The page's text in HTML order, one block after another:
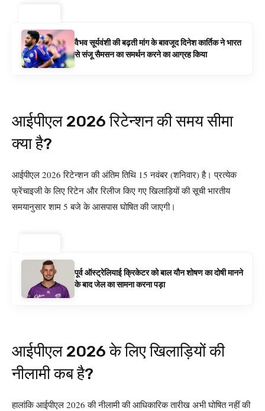
वैभव सूर्यवंशी की बढ़ती मांग के बावजूद दिनेश कार्तिक ने भारत
से संजू सैमसन का समर्थन करने का आग्रह किया
आईपीएल 2026 रिटेन्शन की समय सीमा
क्या है?
आईपीएल 2026 रिटेन्शन की अंतिम तिथि 15 नवंबर (शनिवार) है। प्रत्येक
फ्रेंचाइजी के लिए रिटेन और रिलीज किए गए खिलाड़ियों की सूची भारतीय
समयानुसार शाम 5 बजे के आसपास घोषित की जाएगी।
पूर्व ऑस्ट्रेलियाई क्रिकेटर को बाल यौन शोषण का दोषी मानने
के बाद जेल का सामना करना पड़ा
आईपीएल 2026 के लिए खिलाड़ियों की
नीलामी कब है?
हालांकि आईपीएल 2026 की नीलामी की आधिकारिक तारीख अभी घोषित नहीं की